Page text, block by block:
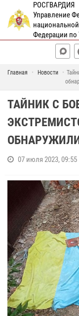
РОСГВАРДИЯ
Управление
Федерации по
Главная Новости
ТАЙНИК С
07 июля 2023, 09:55